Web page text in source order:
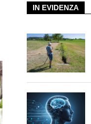
IN EVIDENZA